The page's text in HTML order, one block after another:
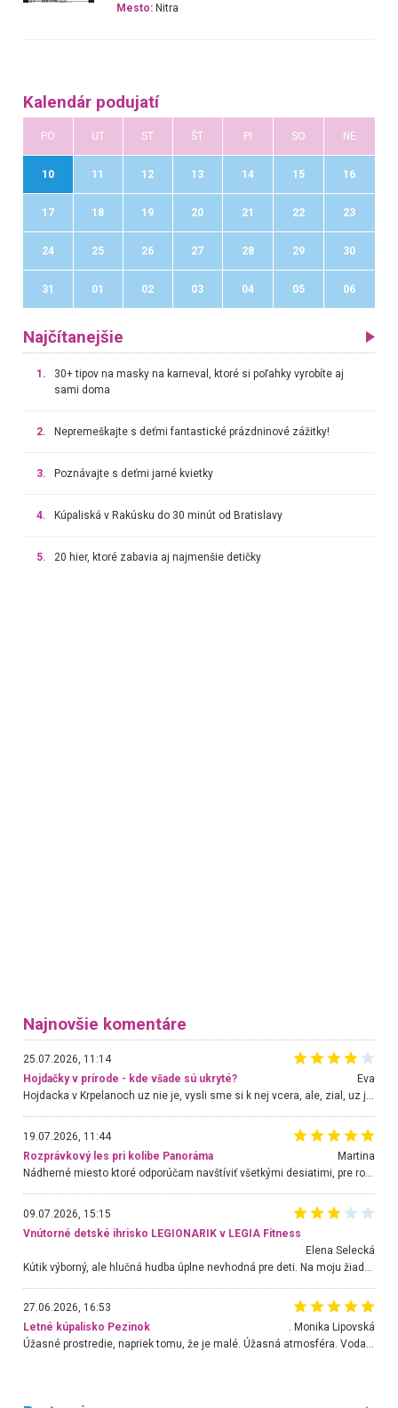
Mesto: Nitra
Kalendár podujatí
PO UT ST ŠT PI SO NE
10 11 12 13 14 15 16
17 18 19 20 21 22 23
24 25 26 27 28 29 30
31 01 02 03 04 05 06
Najčítanejšie
1.
30+ tipov na masky na karneval, ktoré si poľahky vyrobíte aj
sami doma
2. Nepremeškajte s deťmi fantastické prázdninové zážitky!
3. Poznávajte s deťmi jarné kvietky
4. Kúpaliská v Rakúsku do 30 minút od Bratislavy
5. 20 hier, ktoré zabavia aj najmenšie detičky
Najnovšie komentáre
25.07.2026, 11:14
Hojdačky v prírode - kde všade sú ukryté?
Eva
Hojdacka v Krpelanoch uz nie je, vysli sme si k nej vcera, ale, zial, uz je znicena. Ak sem planujete cestu len kvoli hojdacke, mozete si ju usetrit. Krasny vyhlad je tu vsak aj bez hojdacky :-)
19.07.2026, 11:44
Rozprávkový les pri kolibe Panoráma
Martina
Nádherné miesto ktoré odporúčam navštíviť všetkými desiatimi, pre rodiny s deťmi, dôchodcom... Proste a jednoducho ozaj rozprávkový les.. určite ešte prídeme. Odniesli sme si na pamiatku krásne tričká,
09.07.2026, 15:15
Vnútorné detské ihrisko LEGIONARIK v LEGIA Fitness
Elena Selecká
27.06.2026, 16:53
Letné kúpalisko Pezinok
. Monika Lipovská
Úžasné prostredie, napriek tomu, že je malé. Úžasná atmosféra. Voda fantastická a nádherná. Ľudí je pomerne veľa, ale su mili a ohľaduplní. Je veľmi zaujímavé sledovať, ako dokážu spolu športovať cudzí ľudia a bez ohľadu na vek. Vládne tu pohoda. Vnuka neviem dostať z vody. Ďakujem za krásny deň . Urcite sa sem vrátim. Jediný problém je s parkovaním, ale aj ten sa mi podarilo vyriešiť. Monika Bratislava